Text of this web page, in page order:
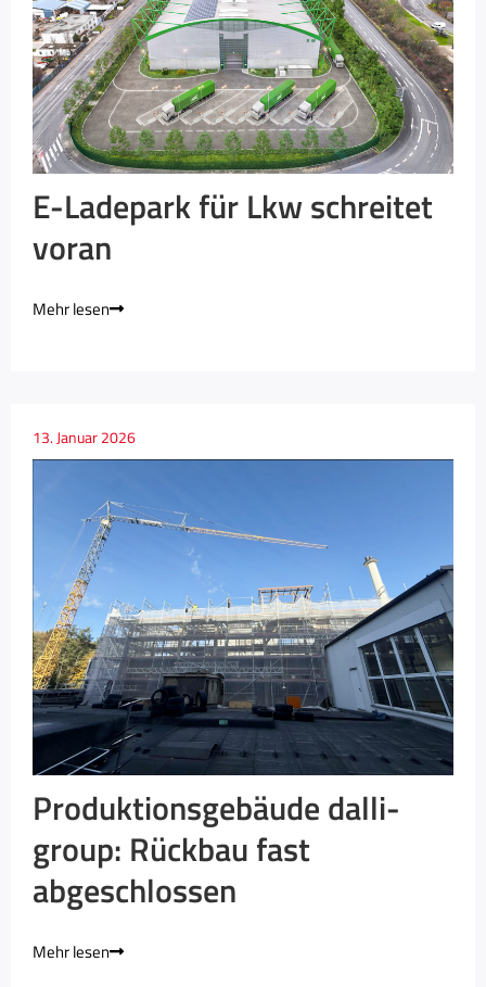
E-Ladepark für Lkw schreitet
voran
Mehr lesen
13. Januar 2026
Produktionsgebäude dalli-
group: Rückbau fast
abgeschlossen
Mehr lesen